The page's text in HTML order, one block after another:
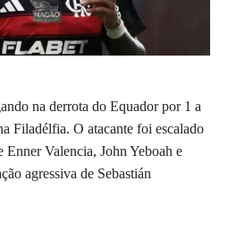
na derrota do Equador por 1 a
Filadélfia. O atacante foi escalado
Enner Valencia, John Yeboah e
agressiva de Sebastián